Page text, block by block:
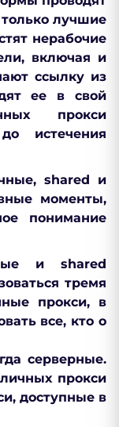
лучшие
нерабочие
включая и
ссылку из
ее в свой
прокси
истечения
shared и
моменты,
понимание
и shared
тремя
прокси, в
все, кто о
серверные.
прокси
доступные в